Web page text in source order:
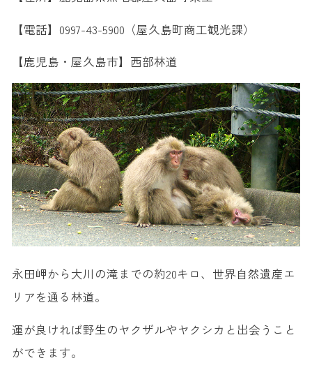
【電話】0997-43-5900（屋久島町商工観光課）
【鹿児島・屋久島市】西部林道
永田岬から大川の滝までの約20キロ、世界自然遺産エ
リアを通る林道。
運が良ければ野生のヤクザルやヤクシカと出会うこと
ができます。